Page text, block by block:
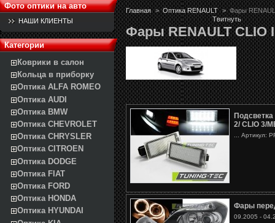
Фото оптики на авто
НАШИ КЛИЕНТЫ
Категории
Коврики в салон
Кольца в приборку
Оптика ALFA ROMEO
Оптика AUDI
Оптика BMW
Оптика CHEVROLET
Оптика CHRYSLER
Оптика CITROEN
Оптика DODGE
Оптика FIAT
Оптика FORD
Оптика HONDA
Оптика HYUNDAI
Главная > Оптика RENAULT > Фары
Твитнуть
Фары RENAULT CLIO
Подсветка
2/ CLIO 3/
... Артикул:
Фары
09.2005 -